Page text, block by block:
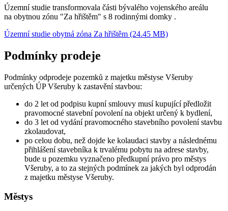
Územní studie transformovala části bývalého vojenského areálu
na obytnou zónu "Za hřištěm" s 8 rodinnými domky .
Územní studie obytná zóna Za hřištěm (24.45 MB)
Podmínky prodeje
Podmínky odprodeje pozemků z majetku městyse Všeruby
určených ÚP Všeruby k zastavění stavbou:
do 2 let od podpisu kupní smlouvy musí kupující předložit
pravomocné stavební povolení na objekt určený k bydlení,
do 3 let od vydání pravomocného stavebního povolení stavbu
zkolaudovat,
po celou dobu, než dojde ke kolaudaci stavby a následnému
přihlášení stavebníka k trvalému pobytu na adrese stavby,
bude u pozemku vyznačeno předkupní právo pro městys
Všeruby, a to za stejných podmínek za jakých byl odprodán
z majetku městyse Všeruby.
Městys